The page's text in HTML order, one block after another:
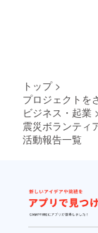
トップ >
プロジェクトを
ビジネス・起業
震災ボランティ
活動報告一覧